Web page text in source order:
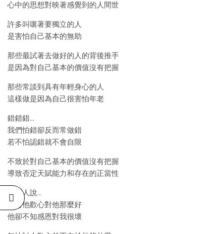
心中的思想對映著感覺到的人間世
許多叫嚷著要獨立的人
是害怕自己基本的無助
那些最試著去做好的人的背後推手
是因為對自己基本的價值沒有把握
那些常談到具有年輕身心的人
這樣做是因為自己很害怕年老
錯錯錯…
我們怕錯卻反而常做錯
若不怕認錯就不會自限
不致於對自己基本的價值沒有把握
導致否定天賦能力和存在的正當性
常聽人說…
我討他歡心對他那麼好
他卻不知感恩對我很壞